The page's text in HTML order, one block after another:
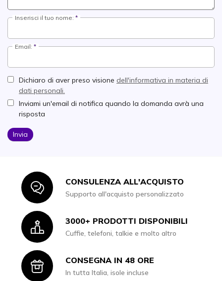
Inserisci il tuo nome:
Email:
Dichiaro di aver preso visione dell'informativa in materia di
dati personali.
Inviami un'email di notifica quando la domanda avrà una
risposta
Invia
IconCONSULENZA ALL'ACQUISTO
Supporto all'acquisto personalizzato
Icon3000+ PRODOTTI DISPONIBILI
Cuffie, telefoni, talkie e molto altro
IconCONSEGNA IN 48 ORE
In tutta Italia, isole incluse